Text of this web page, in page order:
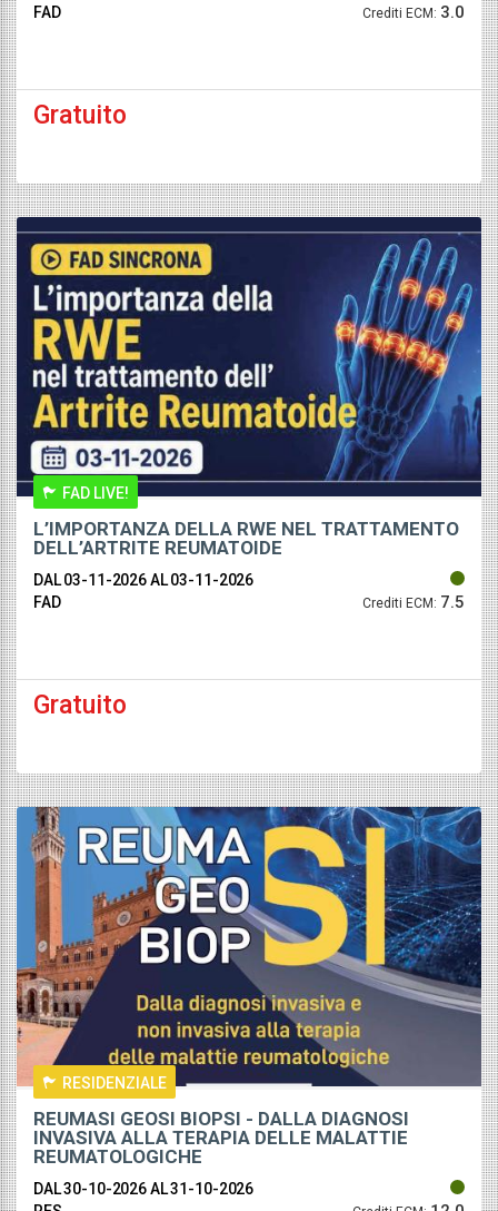
FAD
Crediti ECM: 3.0
Gratuito
FAD LIVE!
L’IMPORTANZA DELLA RWE NEL TRATTAMENTO
DELL’ARTRITE REUMATOIDE
DAL 03-11-2026AL 03-11-2026
FAD
Crediti ECM: 7.5
Gratuito
RESIDENZIALE
REUMASI GEOSI BIOPSI - DALLA DIAGNOSI
INVASIVA ALLA TERAPIA DELLE MALATTIE
REUMATOLOGICHE
DAL 30-10-2026AL 31-10-2026